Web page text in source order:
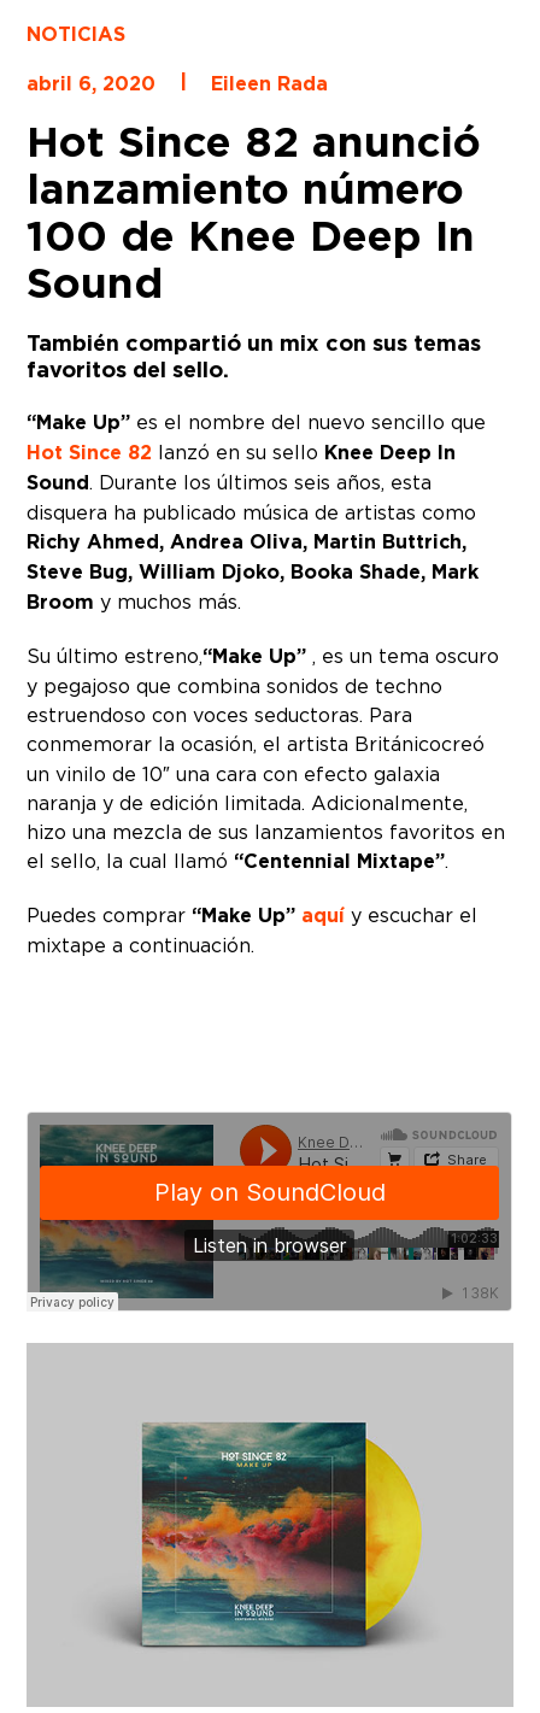
NOTICIAS
abril 6, 2020
Eileen Rada
Hot Since 82 anunció
lanzamiento número
100 de Knee Deep In
Sound
También compartió un mix con sus temas
favoritos del sello.
“Make Up” es el nombre del nuevo sencillo que
Hot Since 82 lanzó en su sello Knee Deep In
Sound. Durante los últimos seis años, esta
disquera ha publicado música de artistas como
Richy Ahmed, Andrea Oliva, Martin Buttrich,
Steve Bug, William Djoko, Booka Shade, Mark
Broom y muchos más.
Su último estreno,“Make Up” , es un tema oscuro
y pegajoso que combina sonidos de techno
estruendoso con voces seductoras. Para
conmemorar la ocasión, el artista Británicocreó
un vinilo de 10″ una cara con efecto galaxia
naranja y de edición limitada. Adicionalmente,
hizo una mezcla de sus lanzamientos favoritos en
el sello, la cual llamó “Centennial Mixtape”.
Puedes comprar “Make Up” aquí y escuchar el
mixtape a continuación.